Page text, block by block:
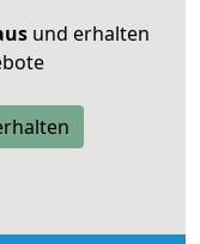
und erhalten